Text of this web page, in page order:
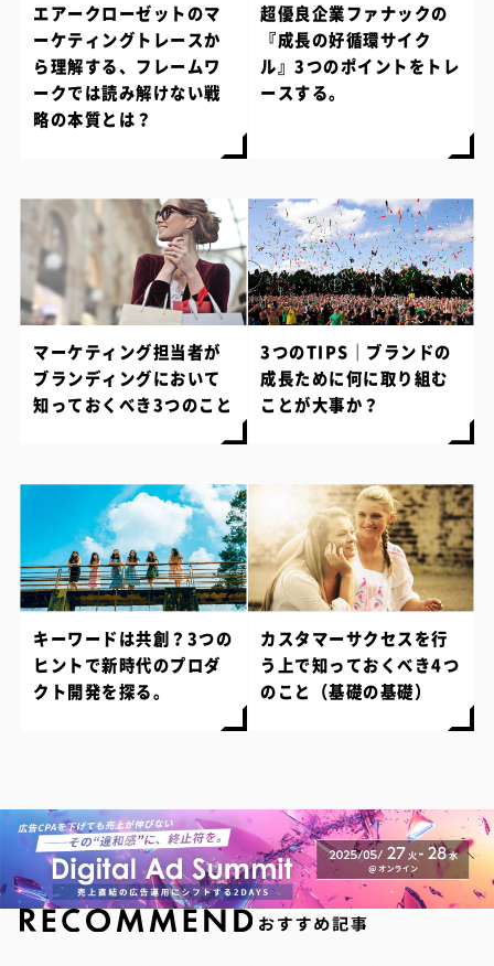
エアークローゼットのマ
ーケティングトレースか
ら理解する、フレームワ
ークでは読み解けない戦
略の本質とは？
超優良企業ファナックの
『成長の好循環サイク
ル』3つのポイントをトレ
ースする。
マーケティング担当者が
ブランディングにおいて
知っておくべき3つのこと
3つのTIPS｜ブランドの
成長ために何に取り組む
ことが大事か？
キーワードは共創？3つの
ヒントで新時代のプロダ
クト開発を探る。
カスタマーサクセスを行
う上で知っておくべき4つ
のこと（基礎の基礎）